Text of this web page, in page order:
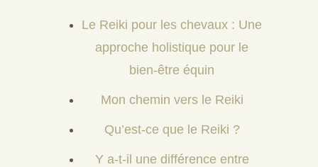
Le Reiki pour les chevaux : Une
approche holistique pour le
bien-être équin
Mon chemin vers le Reiki
Qu’est-ce que le Reiki ?
Y a-t-il une différence entre